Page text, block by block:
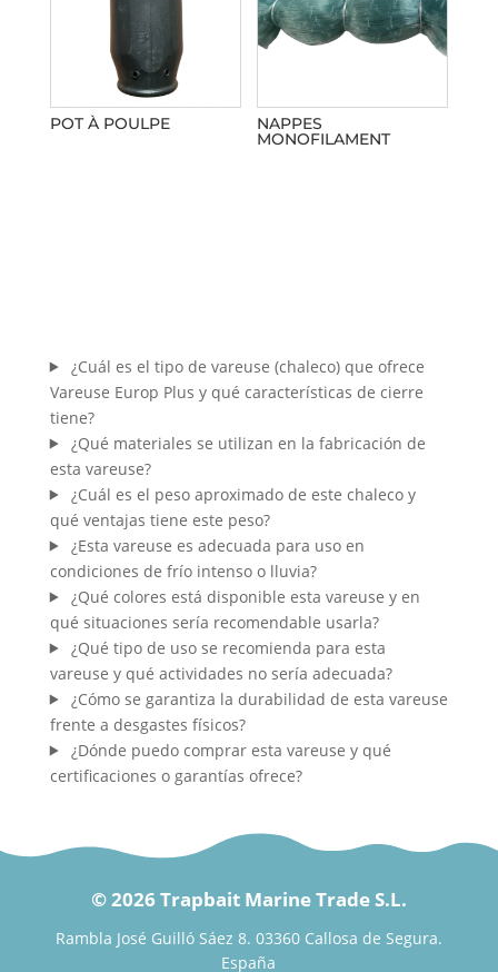
POT À POULPE NAPPES
MONOFILAMENT
¿Cuál es el tipo de vareuse (chaleco) que ofrece
Vareuse Europ Plus y qué características de cierre
tiene?
¿Qué materiales se utilizan en la fabricación de
esta vareuse?
¿Cuál es el peso aproximado de este chaleco y
qué ventajas tiene este peso?
¿Esta vareuse es adecuada para uso en
condiciones de frío intenso o lluvia?
¿Qué colores está disponible esta vareuse y en
qué situaciones sería recomendable usarla?
¿Qué tipo de uso se recomienda para esta
vareuse y qué actividades no sería adecuada?
¿Cómo se garantiza la durabilidad de esta vareuse
frente a desgastes físicos?
¿Dónde puedo comprar esta vareuse y qué
certificaciones o garantías ofrece?
© 2026 Trapbait Marine Trade S.L.
Rambla José Guilló Sáez 8. 03360 Callosa de Segura.
España